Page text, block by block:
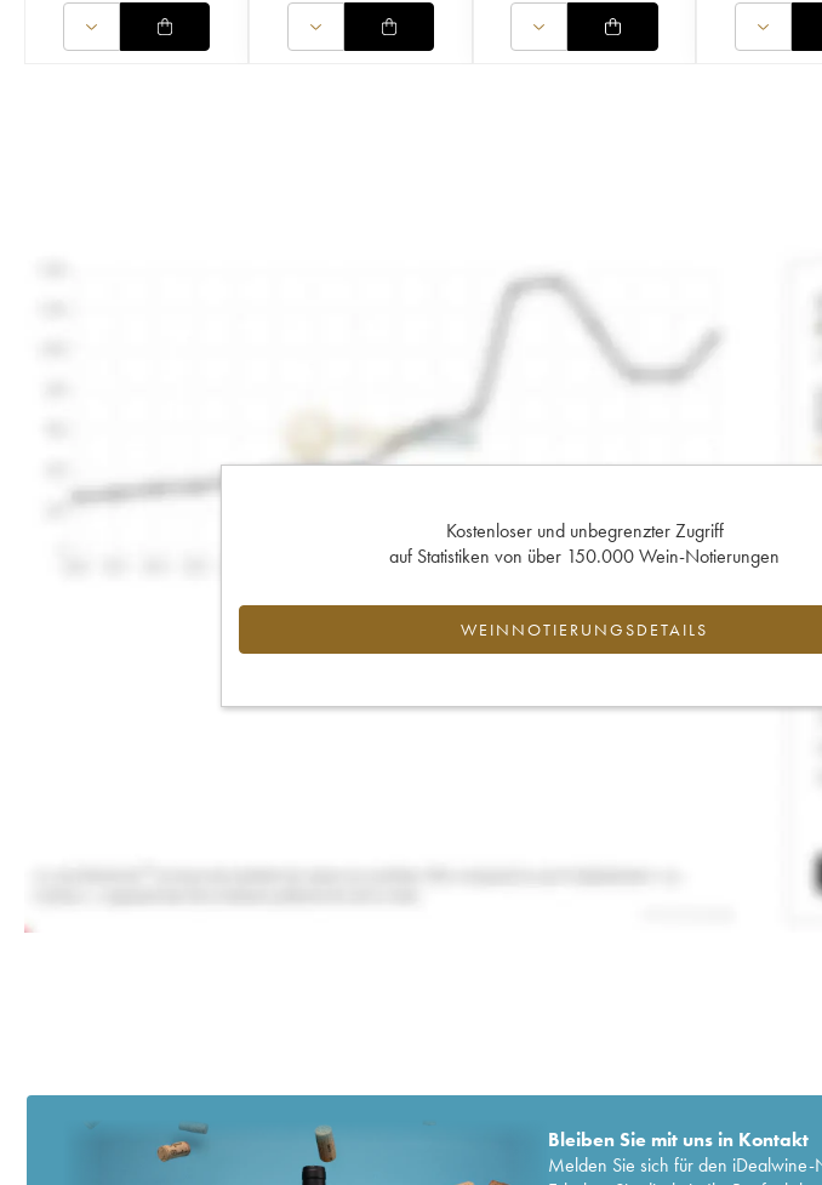
Kostenloser und unbegrenzter Zugriff
auf Statistiken von über 150.000 Wein-Notierungen
WEINNOTIERUNGSDETAILS
Bleiben Sie mit uns in Kontakt
Melden Sie sich für den iDealwine-